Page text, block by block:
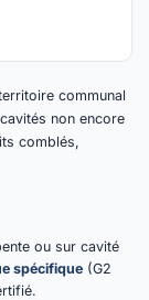
communal
non encore
comblés,
ou sur cavité
spécifique (G2